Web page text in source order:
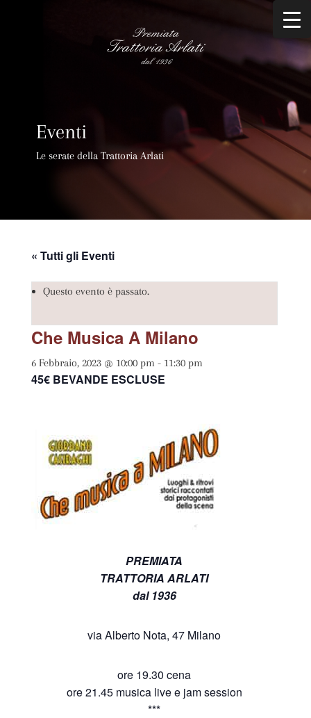
Eventi
Le serate della Trattoria Arlati
« Tutti gli Eventi
Questo evento è passato.
Che Musica A Milano
6 Febbraio, 2023 @ 10:00 pm - 11:30 pm
45€ BEVANDE ESCLUSE
PREMIATA
TRATTORIA ARLATI
dal 1936
via Alberto Nota, 47 Milano
ore 19.30 cena
ore 21.45 musica live e jam session
***